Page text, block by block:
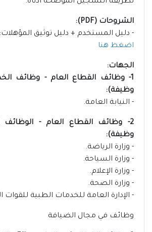
لطريقة التسجيل الموضحة أدناه.
الشروحات (PDF):
- دليل المستخدم + دليل توثيق المؤهلات:
اضغط هنا
الجهات:
وظيفة):
- النيابة العامة.
وظيفة):
- وزارة الرياضة.
- وزارة السياحة.
- وزارة الإعلام.
- وزارة الصحة.
- الإدارة العامة للخدمات الطبية
وظائف في مجال الضيافة